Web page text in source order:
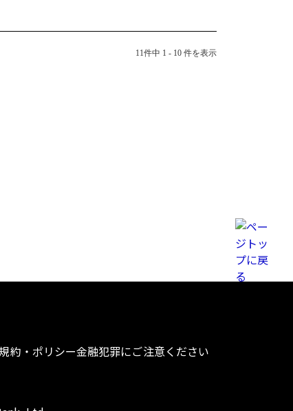
11件中 1 - 10 件を表示
約・ポリシー金融犯罪にご注意ください